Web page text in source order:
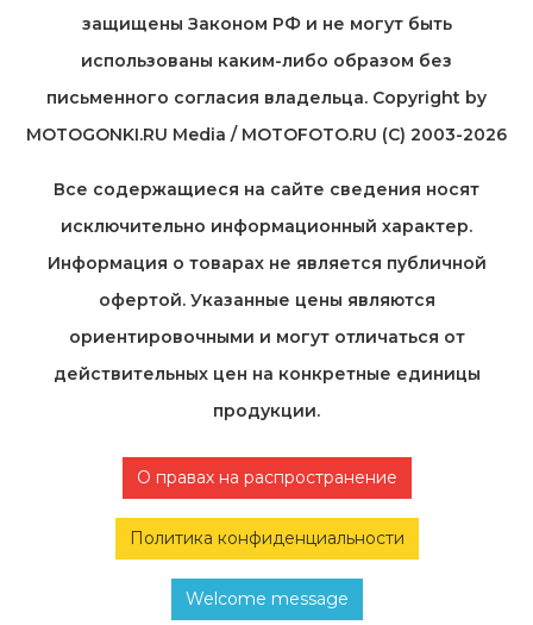
защищены Законом РФ и не могут быть
использованы каким-либо образом без
письменного согласия владельца. Copyright by
MOTOGONKI.RU Media / MOTOFOTO.RU (C) 2003-2026
Все содержащиеся на cайте сведения носят
исключительно информационный характер.
Информация о товарах не является публичной
офертой. Указанные цены являются
ориентировочными и могут отличаться от
действительных цен на конкретные единицы
продукции.
О правах на распространение
Политика конфиденциальности
Welcome message